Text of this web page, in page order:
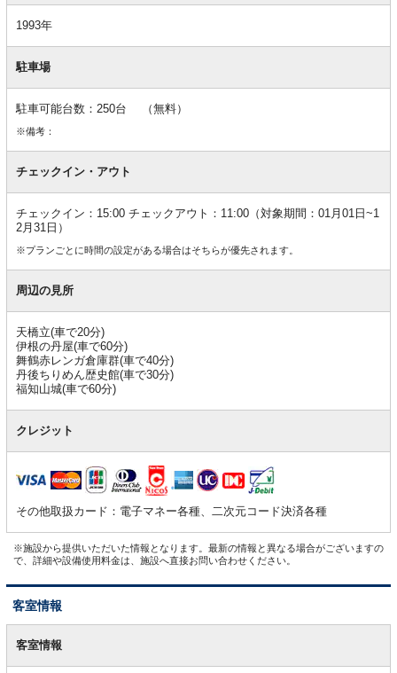
1993年
駐車場
駐車可能台数：250台 （無料）
※備考：
チェックイン・アウト
チェックイン：15:00 チェックアウト：11:00（対象期間：01月01日~1
2月31日）
※プランごとに時間の設定がある場合はそちらが優先されます。
周辺の見所
天橋立(車で20分)
伊根の丹屋(車で60分)
舞鶴赤レンガ倉庫群(車で40分)
丹後ちりめん歴史館(車で30分)
福知山城(車で60分)
クレジット
その他取扱カード：電子マネー各種、二次元コード決済各種
※施設から提供いただいた情報となります。最新の情報と異なる場合がございますの
で、詳細や設備使用料金は、施設へ直接お問い合わせください。
客室情報
室客室情報